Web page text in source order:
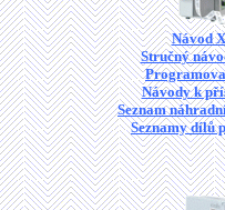
Návod
Stručný
Návody k
Seznam
Seznamy dílů